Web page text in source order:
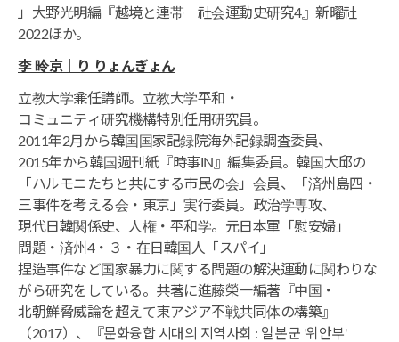
」大野光明編『越境と連帯 社会運動史研究4』新曜社
2022ほか。
李 昤京｜り りょんぎょん
立教大学兼任講師。立教大学平和・
コミュニティ研究機構特別任用研究員。
2011年2月から韓国国家記録院海外記録調査委員、
2015年から韓国週刊紙『時事IN』編集委員。韓国大邱の
「ハルモニたちと共にする市民の会」会員、「済州島四・
三事件を考える会・東京」実行委員。政治学専攻、
現代日韓関係史、人権・平和学。元日本軍「慰安婦」
問題・済州4・３・在日韓国人「スパイ」
捏造事件など国家暴力に関する問題の解決運動に関わりな
がら研究をしている。共著に進藤榮一編著『中国・
北朝鮮脅威論を超えて東アジア不戦共同体の構築』
（2017）、『문화융합 시대의 지역사회 : 일본군 '위안부'